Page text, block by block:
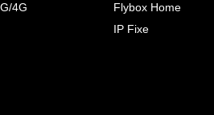
4G
Flybox Home
IP Fixe